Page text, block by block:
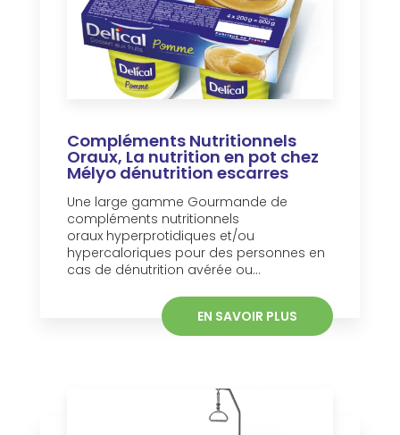
Compléments Nutritionnels
Oraux, La nutrition en pot chez
Mélyo dénutrition escarres
Une large gamme Gourmande de
compléments nutritionnels
oraux hyperprotidiques et/ou
hypercaloriques pour des personnes en
cas de dénutrition avérée ou...
EN SAVOIR PLUS